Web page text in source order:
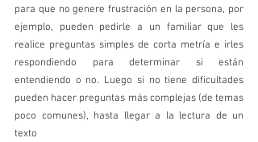
para que no genere frustración en la persona, por
ejemplo, pueden pedirle a un familiar que les
realice preguntas simples de corta metría e irles
respondiendo para determinar si están
entendiendo o no. Luego si no tiene dificultades
pueden hacer preguntas más complejas (de temas
poco comunes), hasta llegar a la lectura de un
texto